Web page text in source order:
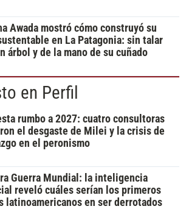
Awada mostró cómo construyó su
en La Patagonia: sin talar
árbol y de la mano de su cuñado
en Perfil
rumbo a 2027: cuatro consultoras
el desgaste de Milei y la crisis de
en el peronismo
Guerra Mundial: la inteligencia
reveló cuáles serían los primeros
latinoamericanos en ser derrotados